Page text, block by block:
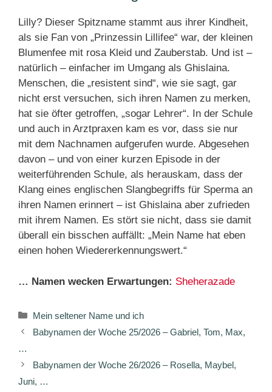
Lilly? Dieser Spitzname stammt aus ihrer Kindheit,
als sie Fan von „Prinzessin Lillifee“ war, der kleinen
Blumenfee mit rosa Kleid und Zauberstab. Und ist –
natürlich – einfacher im Umgang als Ghislaina.
Menschen, die „resistent sind“, wie sie sagt, gar
nicht erst versuchen, sich ihren Namen zu merken,
hat sie öfter getroffen, „sogar Lehrer“. In der Schule
und auch in Arztpraxen kam es vor, dass sie nur
mit dem Nachnamen aufgerufen wurde. Abgesehen
davon – und von einer kurzen Episode in der
weiterführenden Schule, als herauskam, dass der
Klang eines englischen Slangbegriffs für Sperma an
ihren Namen erinnert – ist Ghislaina aber zufrieden
mit ihrem Namen. Es stört sie nicht, dass sie damit
überall ein bisschen auffällt: „Mein Name hat eben
einen hohen Wiedererkennungswert.“
… Namen wecken Erwartungen: Sheherazade
Kategorien
Mein seltener Name und ich
Babynamen der Woche 25/2026 – Gabriel, Tom, Max,
…
Babynamen der Woche 26/2026 – Rosella, Maybel,
Juni, …